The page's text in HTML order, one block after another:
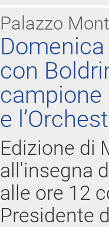
Palazzo
con
campione
e
Edizione di
all'insegna
alle ore 12
Presidente